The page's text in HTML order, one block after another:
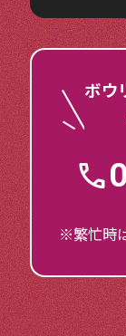
ボウ
※繁忙時